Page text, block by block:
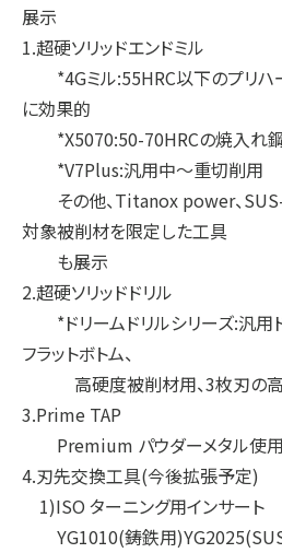
展示
1.超硬ソリッドエンドミル
*4Gミル:55HRC以下のプリハ
に効果的
*X5070:50-70HRCの焼入れ
*V7Plus:汎用中～重切削用
その他、Titanox power、SUS-
対象被削材を限定した工具
も展示
2.超硬ソリッドドリル
*ドリームドリルシリーズ:汎用
フラットボトム、
高硬度被削材用、3枚刃の高
3.Prime TAP
Premium パウダーメタル使用
4.刃先交換工具(今後拡張予定)
1)ISO ターニング用インサート
YG1010(鋳鉄用